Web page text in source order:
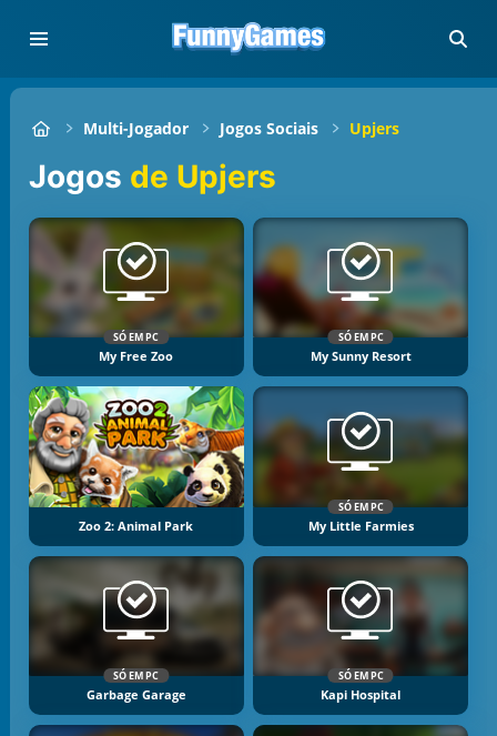
Multi-Jogador Jogos Sociais Upjers
Jogos de Upjers
SÓ EM PC
My Free Zoo
SÓ EM PC
My Sunny Resort
Zoo 2: Animal Park
SÓ EM PC
My Little Farmies
SÓ EM PC
Garbage Garage
SÓ EM PC
Kapi Hospital